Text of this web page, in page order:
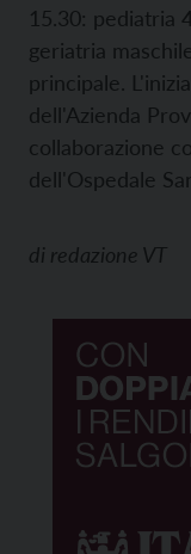
15.30: pediatria
geriatria
principale.
dell'Azienda
collaborazione
dell'Ospedale
di redazione VT